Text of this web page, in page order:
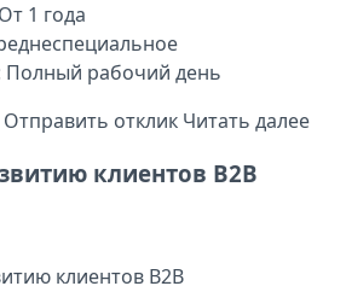
1 года
Полный рабочий день
Отправить отклик Читать далее
клиентов B2B